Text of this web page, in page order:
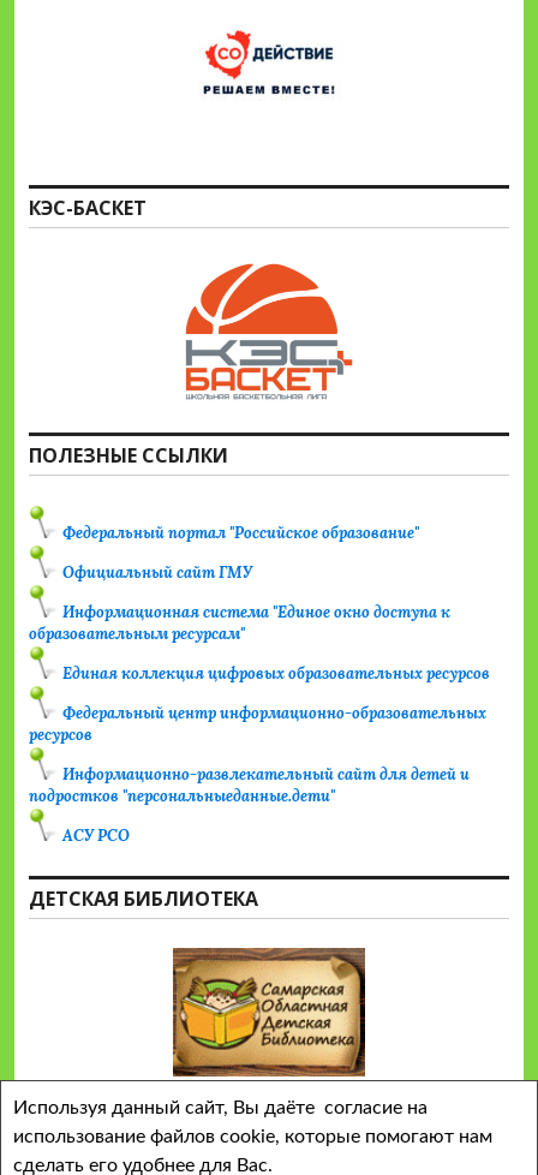
КЭС-БАСКЕТ
ПОЛЕЗНЫЕ ССЫЛКИ
Федеральный портал "Российское образование"
Официальный сайт ГМУ
Информационная система "Единое окно доступа к
образовательным ресурсам"
Единая коллекция цифровых образовательных ресурсов
Федеральный центр информационно-образовательных
ресурсов
Информационно-развлекательный сайт для детей и
подростков "персональныеданные.дети"
АСУ РСО
ДЕТСКАЯ БИБЛИОТЕКА
Используя данный сайт, Вы даёте согласие на
использование файлов cookie, которые помогают нам
сделать его удобнее для Вас.